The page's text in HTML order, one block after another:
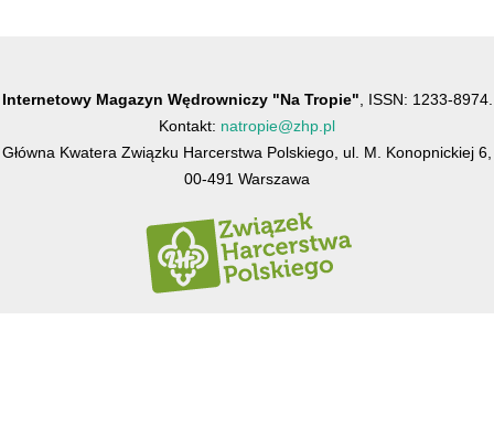
Internetowy Magazyn Wędrowniczy "Na Tropie" , ISSN: 1233-8974.
Kontakt: natropie@zhp.pl
Główna Kwatera Związku Harcerstwa Polskiego, ul. M. Konopnickiej 6,
00-491 Warszawa